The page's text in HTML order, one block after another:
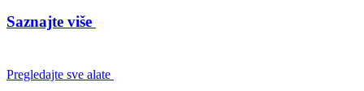
Saznajte više
Pregledajte sve alate